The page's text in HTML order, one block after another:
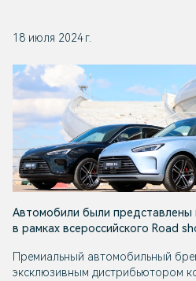
18 июля 2024 г.
Автомобили были представлены
в рамках всероссийского Road
Премиальный автомобильный
эксклюзивным дистрибьютором